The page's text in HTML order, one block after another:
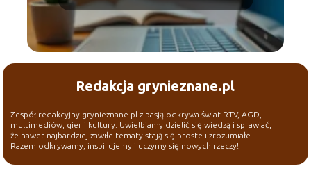
Redakcja grynieznane.pl
Zespół redakcyjny grynieznane.pl z pasją odkrywa świat RTV, AGD,
multimediów, gier i kultury. Uwielbiamy dzielić się wiedzą i sprawiać,
że nawet najbardziej zawiłe tematy stają się proste i zrozumiałe.
Razem odkrywamy, inspirujemy i uczymy się nowych rzeczy!